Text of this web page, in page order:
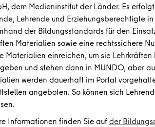
dem Medieninstitut der Länder. Es
Lehrende und Erziehungsberechtigte
der Bildungsstandards für den
Materialien sowie eine rechtssichere
Materialien einreichen, um sie
und stehen dann in MUNDO, aber
werden dauerhaft im Portal
angeboten. So können sich
Informationen finden Sie aufder